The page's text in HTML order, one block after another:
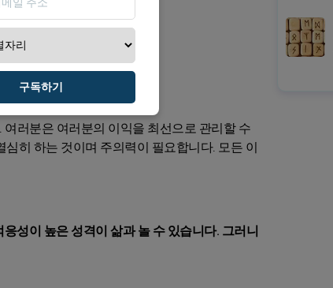
러분은 여러분의 이익을 최선으로 관리할 수
히 하는 것이며 주의력이 필요합니다. 모든 이
성이 높은 성격이 삶과 놀 수 있습니다. 그러니
구독하기